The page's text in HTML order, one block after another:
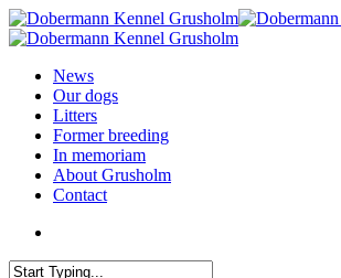
News
Our dogs
Litters
Former breeding
In memoriam
About Grusholm
Contact